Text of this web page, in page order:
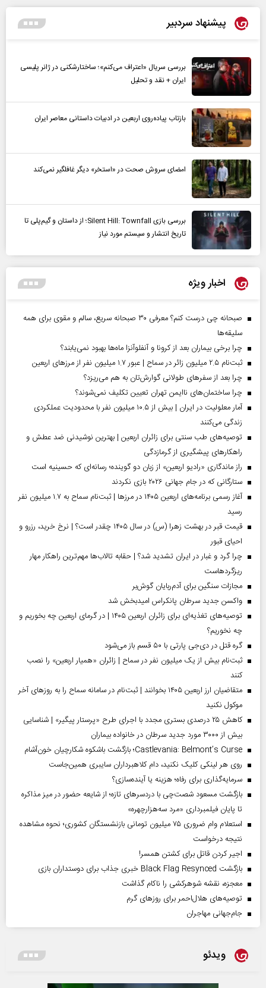
پیشنهاد سردبیر
بررسی سریال «اعتراف می‌کنم»؛ ساختارشکنی در ژانر پلیسی
ایران + نقد و تحلیل
بازتاب پیاده‌روی اربعین در ادبیات داستانی معاصر ایران
امضای سروش صحت در «استخر» دیگر غافلگیر نمی‌کند
بررسی بازی Silent Hill: Townfall؛ از داستان و گیم‌پلی تا
تاریخ انتشار و سیستم مورد نیاز
اخبار ویژه
صبحانه چی درست کنم؟ معرفی ۳۰ صبحانه سریع، سالم و مقوی برای همه
سلیقه‌ها
چرا برخی بیماران بعد از کرونا و آنفلوآنزا ماه‌ها بهبود نمی‌یابند؟
ثبت‌نام ۲.۵ میلیون زائر در سماح | عبور ۱.۷ میلیون نفر از مرز‌های اربعین
چرا بعد از سفرهای طولانی گوارش‌تان به هم می‌ریزد؟
چرا ساختمان‌های ناایمن تهران تعیین تکلیف نمی‌شوند؟
آمار معلولیت در ایران | بیش از ۱۰.۵ میلیون نفر با محدودیت عملکردی
زندگی می‌کنند
توصیه‌های طب سنتی برای زائران اربعین | بهترین نوشیدنی ضد عطش و
راهکارهای پیشگیری از گرمازدگی
راز ماندگاری «رادیو اربعین» از زبان دو گوینده؛ رسانه‌ای که حسینیه است
ستارگانی که در جام جهانی ۲۰۲۶ بازی نکردند
آغاز رسمی برنامه‌های اربعین ۱۴۰۵ در مرز‌ها | ثبت‌نام سماح به ۱.۷ میلیون نفر
رسید
قیمت قبر در بهشت زهرا (س) در سال ۱۴۰۵ چقدر است؟ | نرخ خرید، رزرو و
احیای قبور
چرا گرد و غبار در ایران تشدید شد؟ | حقابه تالاب‌ها مهم‌ترین راهکار مهار
ریزگردهاست
مجازات سنگین برای آدم‌ربایان گوش‌بر
واکسن جدید سرطان پانکراس امیدبخش شد
توصیه‌های تغذیه‌ای برای زائران اربعین ۱۴۰۵ | در گرمای اربعین چه بخوریم و
چه نخوریم؟
گره قتل در دی‌جی پارتی با ۵۰ قسم باز می‌شود
ثبت‌نام بیش از یک میلیون نفر در سماح | زائران «همیار اربعین» را نصب
کنند
متقاضیان ارز اربعین ۱۴۰۵ بخوانند | ثبت‌نام در سامانه سماح را به روز‌های آخر
موکول نکنید
کاهش ۲۵ درصدی بستری مجدد با اجرای طرح «پرستار پیگیر» | شناسایی
بیش از ۳۰۰۰ مورد جدید سرطان در خانواده بیماران
Castlevania: Belmont’s Curse؛ بازگشت باشکوه شکارچیان خون‌آشام
روی هر لینکی کلیک نکنید، دام کلاهبرداران سایبری همین‌جاست
سرمایه‌گذاری برای رفاه؛ هزینه یا آینده‌سازی؟
بازگشت مسعود شصت‌چی با دردسر‌های تازه؛ از شایعه حضور در میز مذاکره
تا پایان فیلمبرداری «مرد سه‌هزارچهره»
استعلام وام ضروری ۷۵ میلیون تومانی بازنشستگان کشوری؛ نحوه مشاهده
نتیجه درخواست
اجیر کردن قاتل برای کشتن همسر!
بازگشت Black Flag Resynced خبری جذاب برای دوستداران بازی
معجزه، نقشه شوهرکشی را ناکام گذاشت
توصیه‌های هلال‌احمر برای روز‌های گرم
جام‌جهانی مهاجران
ویدئو